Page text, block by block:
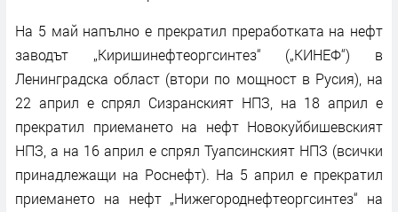
На 5 май напълно е прекратил преработката на нефт
заводът „Киришинефтеоргсинтез“ („КИНЕФ“) в
Ленинградска област (втори по мощност в Русия), на
22 април е спрял Сизранският НПЗ, на 18 април е
прекратил приемането на нефт Новокуйбишевският
НПЗ, а на 16 април е спрял Туапсинският НПЗ (всички
принадлежащи на Роснефт). На 5 април е прекратил
приемането на нефт „Нижегороднефтеоргсинтез“ на